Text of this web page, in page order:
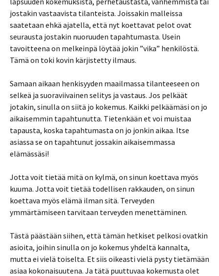
jostakin vastaavista tilanteista. Joissakin malleissa
saatetaan ehkä ajatella, että nyt koettavat pelot ovat
seurausta jostakin nuoruuden tapahtumasta. Usein
tavoitteena on melkeinpä löytää jokin ”vika” henkilöstä.
Tämä on toki kovin kärjistetty ilmaus.
Samaan aikaan henkisyyden maailmassa tilanteeseen on
selkeä ja suoraviivainen selitys ja vastaus. Jos pelkäät
jotakin, sinulla on siitä jo kokemus. Kaikki pelkäämäsi on jo
aikaisemmin tapahtunutta. Tietenkään et voi muistaa
tapausta, koska tapahtumasta on jo jonkin aikaa. Itse
asiassa se on tapahtunut jossakin aikaisemmassa
elämässäsi!
Jotta voit tietää mitä on kylmä, on sinun koettava myös
kuuma. Jotta voit tietää todellisen rakkauden, on sinun
koettava myös elämä ilman sitä. Terveyden
ymmärtämiseen tarvitaan terveyden menettäminen.
Tästä päästään siihen, että tämän hetkiset pelkosi ovatkin
asioita, joihin sinulla on jo kokemus yhdeltä kannalta,
mutta ei vielä toiselta. Et siis oikeasti vielä pysty tietämään
asiaa kokonaisuutena. Ja tätä puuttuvaa kokemusta olet